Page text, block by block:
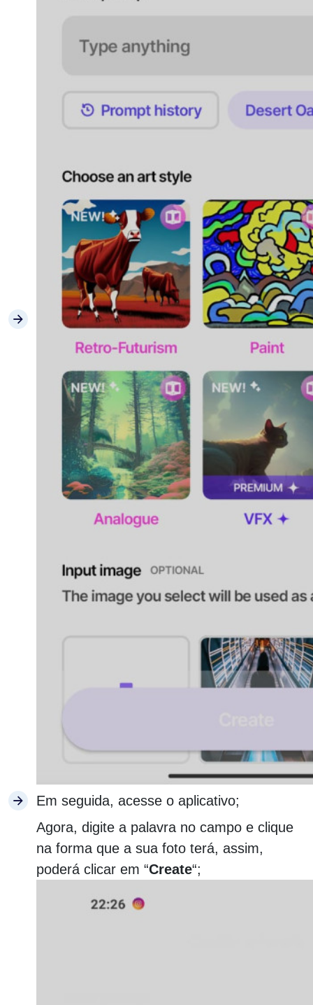
Em seguida, acesse o aplicativo;
Agora, digite a palavra no campo e clique
na forma que a sua foto terá, assim,
poderá clicar em “Create“;